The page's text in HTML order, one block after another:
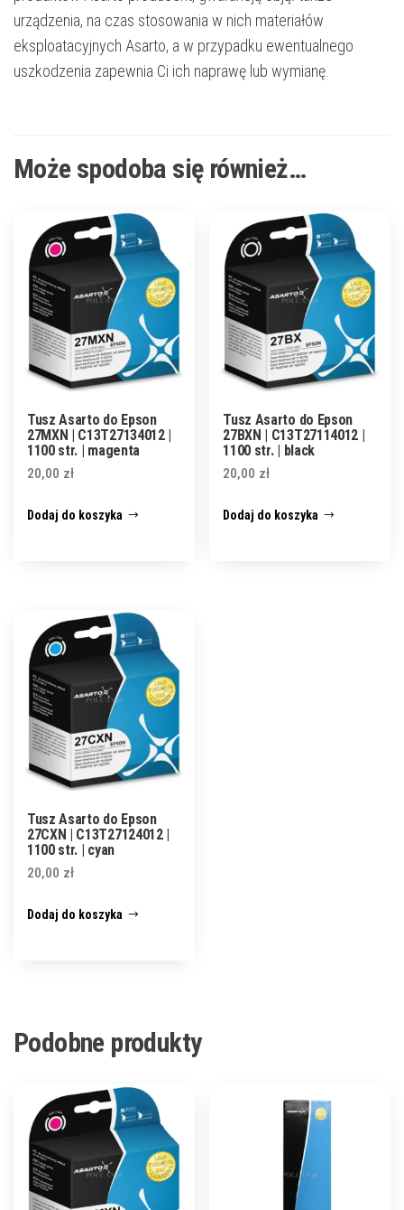
urządzenia, na czas stosowania w nich materiałów
eksploatacyjnych Asarto, a w przypadku ewentualnego
uszkodzenia zapewnia Ci ich naprawę lub wymianę.
Może spodoba się również…
Tusz Asarto do Epson
27MXN | C13T27134012 |
1100 str. | magenta
20,00 zł
Dodaj do koszyka
Tusz Asarto do Epson
27BXN | C13T27114012 |
1100 str. | black
20,00 zł
Dodaj do koszyka
Tusz Asarto do Epson
27CXN | C13T27124012 |
1100 str. | cyan
20,00 zł
Dodaj do koszyka
Podobne produkty